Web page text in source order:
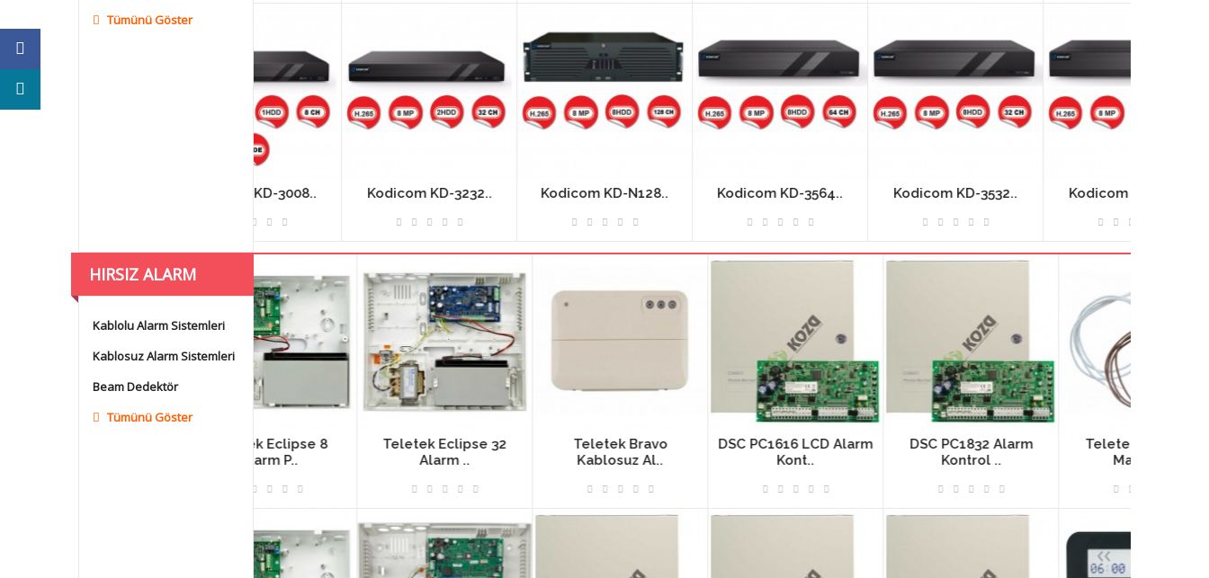
Tümünü Göster
Kodicom KD-3232.. Kodicom KD-N128.. Kodicom KD-3564.. Kodicom KD-3532.. Kodicom KD-3332..
HIRSIZ ALARM
SISTEMLERI
Kablolu Alarm Sistemleri
Kablosuz Alarm Sistemleri
Beam Dedektör
Tümünü Göster
Teletek Eclipse 32
Teletek Bravo
DSC PC1616 LCD Alarm
DSC PC1832 Alarm
Teletek AUMS-12S